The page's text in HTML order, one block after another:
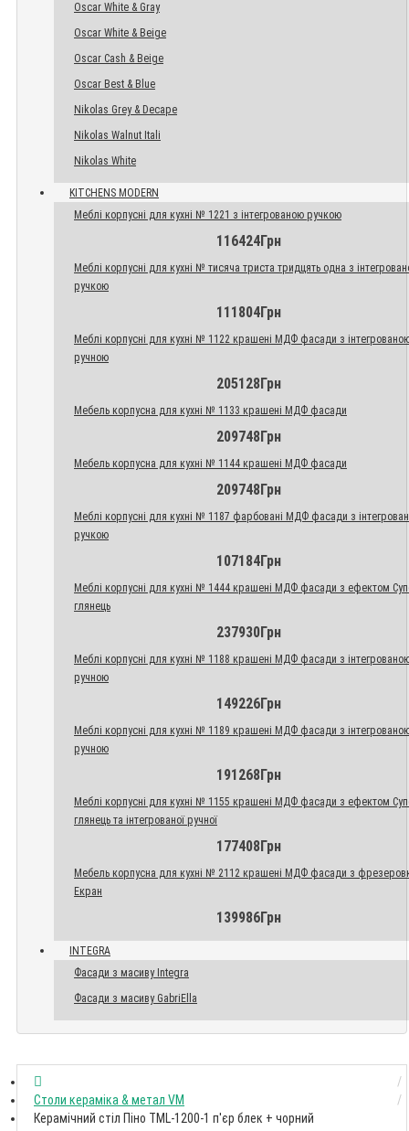
Oscar White & Gray
Oscar White & Beige
Oscar Cash & Beige
Oscar Best & Blue
Nikolas Grey & Decape
Nikolas Walnut Itali
Nikolas White
KITCHENS MODERN
Меблі корпусні для кухні № 1221 з інтегрованою ручкою
116424Грн
Меблі корпусні для кухні № тисяча триста тридцять одна з
ручкою
111804Грн
Меблі корпусні для кухні № 1122 крашені МДФ фасади з
ручною
205128Грн
Мебель корпусна для кухні № 1133 крашені МДФ фасади
209748Грн
Мебель корпусна для кухні № 1144 крашені МДФ фасади
209748Грн
Меблі корпусні для кухні № 1187 фарбовані МДФ фасади з
ручкою
107184Грн
Меблі корпусні для кухні № 1444 крашені МДФ фасади з ефектом
глянець
237930Грн
Меблі корпусні для кухні № 1188 крашені МДФ фасади з
ручною
149226Грн
Меблі корпусні для кухні № 1189 крашені МДФ фасади з
ручною
191268Грн
Меблі корпусні для кухні № 1155 крашені МДФ фасади з ефектом
глянець та інтегрованої ручної
177408Грн
Мебель корпусна для кухні № 2112 крашені МДФ фасади з
Екран
139986Грн
INTEGRA
Фасади з масиву Integra
Фасади з масиву GabriElla
Столи кераміка & метал VM
Керамічний стіл Піно TML-1200-1 п'єр блек + чорний